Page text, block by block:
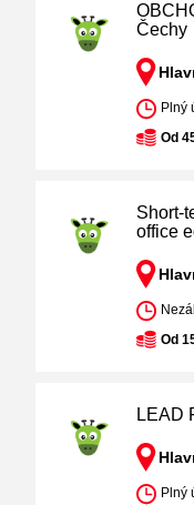
Čechy
Plný
Od
Short-
office
Od
LEAD
Plný